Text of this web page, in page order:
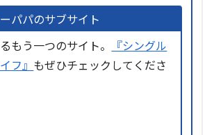
パパのサブサイト
もう一つのサイト。
『シングル
フ』 もぜひチェックしてくださ